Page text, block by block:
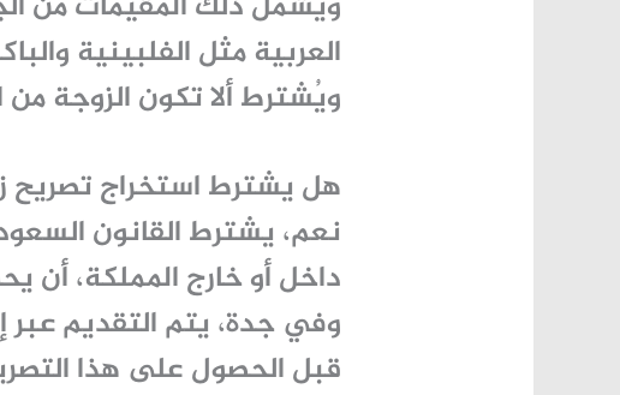
العربية مثل الفلبينية
ويُشترط ألا تكون الزوجة من
هل يشترط استخراج تصريح
نعم، يشترط القانون
داخل أو خارج المملكة، أن
وفي جدة، يتم التقديم عبر
قبل الحصول على هذا